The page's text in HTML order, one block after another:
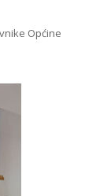
Općine